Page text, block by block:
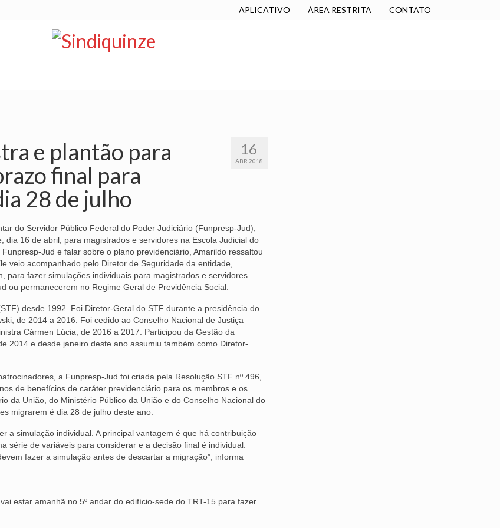
APLICATIVO ÁREA RESTRITA CONTATO
16
ABR 2018
e plantão para
final para
28 de julho
do Servidor Público Federal do Poder Judiciário (Funpresp-Jud),
16 de abril, para magistrados e servidores na Escola Judicial do
Jud e falar sobre o plano previdenciário, Amarildo ressaltou
veio acompanhado pelo Diretor de Seguridade da entidade,
para fazer simulações individuais para magistrados e servidores
ou permanecerem no Regime Geral de Previdência Social.
desde 1992. Foi Diretor-Geral do STF durante a presidência do
de 2014 a 2016. Foi cedido ao Conselho Nacional de Justiça
Cármen Lúcia, de 2016 a 2017. Participou da Gestão da
2014 e desde janeiro deste ano assumiu também como Diretor-
a Funpresp-Jud foi criada pela Resolução STF nº 496,
de benefícios de caráter previdenciário para os membros e os
da União, do Ministério Público da União e do Conselho Nacional do
migrarem é dia 28 de julho deste ano.
a simulação individual. A principal vantagem é que há contribuição
série de variáveis para considerar e a decisão final é individual.
fazer a simulação antes de descartar a migração”, informa
estar amanhã no 5º andar do edifício-sede do TRT-15 para fazer